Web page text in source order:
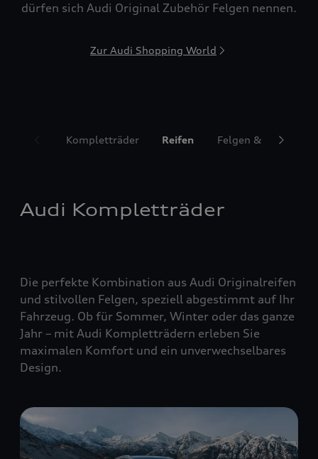
dürfen sich Audi Original Zubehör Felgen nennen.
Zur Audi Shopping World
Kompletträder Reifen Felgen &
Audi Kompletträder
Die perfekte Kombination aus Audi Originalreifen
und stilvollen Felgen, speziell abgestimmt auf Ihr
Fahrzeug. Ob für Sommer, Winter oder das ganze
Jahr – mit Audi Kompletträdern erleben Sie
maximalen Komfort und ein unverwechselbares
Design.